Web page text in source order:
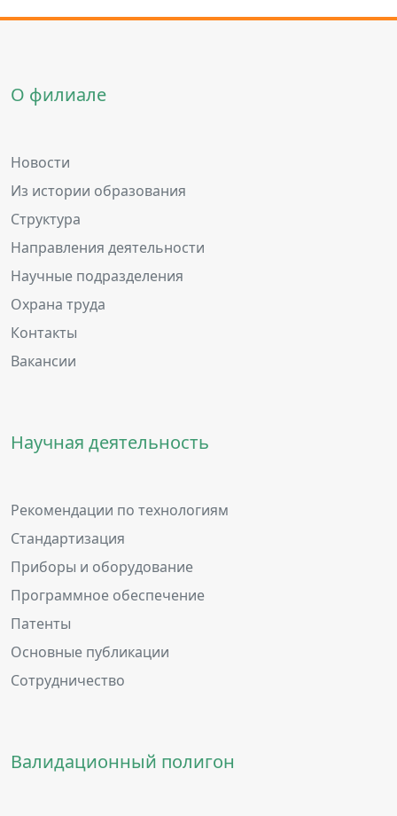
О филиале
Новости
Из истории образования
Структура
Направления деятельности
Научные подразделения
Охрана труда
Контакты
Вакансии
Научная деятельность
Рекомендации по технологиям
Стандартизация
Приборы и оборудование
Программное обеспечение
Патенты
Основные публикации
Сотрудничество
Валидационный полигон